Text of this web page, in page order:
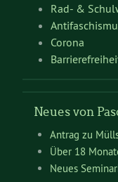
Rad- &
Corona
Neues von
Antrag zu
Über 18
Neues